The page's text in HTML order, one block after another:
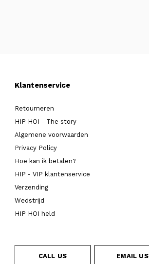
Klantenservice
Retourneren
HIP HOI - The story
Algemene voorwaarden
Privacy Policy
Hoe kan ik betalen?
HIP - VIP klantenservice
Verzending
Wedstrijd
HIP HOI held
CALL US EMAIL US